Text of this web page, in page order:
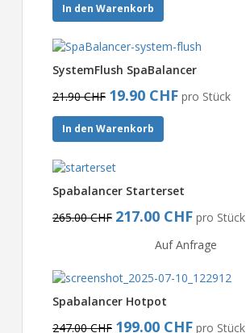
In den Warenkorb
SystemFlush SpaBalancer
21.90 CHF 19.90 CHF pro Stück
In den Warenkorb
Spabalancer Starterset
265.00 CHF 217.00 CHF pro Stück
Auf Anfrage
Spabalancer Hotpot
247.00 CHF 199.00 CHF pro Stück